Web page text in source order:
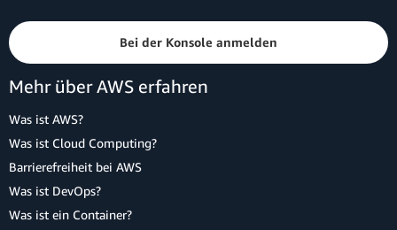
Bei der Konsole anmelden
Mehr über AWS erfahren
Was ist AWS?
Was ist Cloud Computing?
Barrierefreiheit bei AWS
Was ist DevOps?
Was ist ein Container?